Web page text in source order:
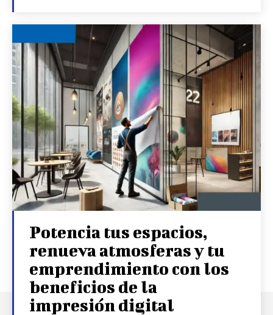
Potencia tus espacios,
renueva atmosferas y tu
emprendimiento con los
beneficios de la
impresión digital